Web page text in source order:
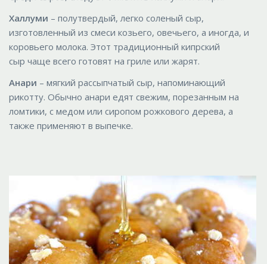
Халлуми – полутвердый, легко соленый сыр,
изготовленный из смеси козьего, овечьего, а иногда, и
коровьего молока. Этот традиционный кипрский
сыр чаще всего готовят на гриле или жарят.
Анари – мягкий рассыпчатый сыр, напоминающий
рикотту. Обычно анари едят свежим, порезанным на
ломтики, с медом или сиропом рожкового дерева, а
также применяют в выпечке.